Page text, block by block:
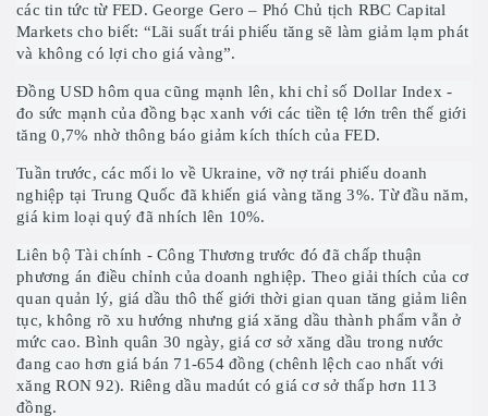
các tin tức từ FED. George Gero – Phó Chủ tịch RBC Capital
Markets cho biết: “Lãi suất trái phiếu tăng sẽ làm giảm lạm phát
và không có lợi cho giá vàng”.
Đồng USD hôm qua cũng mạnh lên, khi chỉ số Dollar Index -
đo sức mạnh của đồng bạc xanh với các tiền tệ lớn trên thế giới
tăng 0,7% nhờ thông báo giảm kích thích của FED.
Tuần trước, các mối lo về Ukraine, vỡ nợ trái phiếu doanh
nghiệp tại Trung Quốc đã khiến giá vàng tăng 3%. Từ đầu năm,
giá kim loại quý đã nhích lên 10%.
Liên bộ Tài chính - Công Thương trước đó đã chấp thuận
phương án điều chỉnh của doanh nghiệp. Theo giải thích của cơ
quan quản lý, giá dầu thô thế giới thời gian quan tăng giảm liên
tục, không rõ xu hướng nhưng giá xăng dầu thành phẩm vẫn ở
mức cao. Bình quân 30 ngày, giá cơ sở xăng dầu trong nước
đang cao hơn giá bán 71-654 đồng (chênh lệch cao nhất với
xăng RON 92). Riêng dầu madút có giá cơ sở thấp hơn 113
đồng.